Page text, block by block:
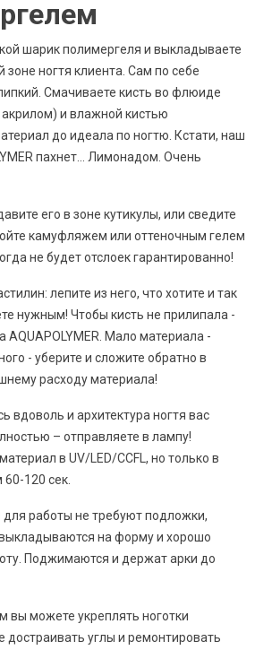
шарик полимергеля и выкладываете
зоне ногтя клиента. Сам по себе
Смачиваете кисть во флюиде
акрилом) и влажной кистью
до идеала по ногтю. Кстати, наш
пахнет... Лимонадом. Очень
его в зоне кутикулы, или сведите
камуфляжем или оттеночным гелем
не будет отслоек гарантированно!
лепите из него, что хотите и так
нужным! Чтобы кисть не прилипала -
Мало материала -
- уберите и сложите обратно в
расходу материала!
вдоволь и архитектура ногтя вас
– отправляете в лампу!
в UV/LED/CCFL, но только в
120 сек.
для работы не требуют подложки,
на форму и хорошо
Поджимаются и держат арки до
вы можете укреплять ноготки
достраивать углы и ремонтировать